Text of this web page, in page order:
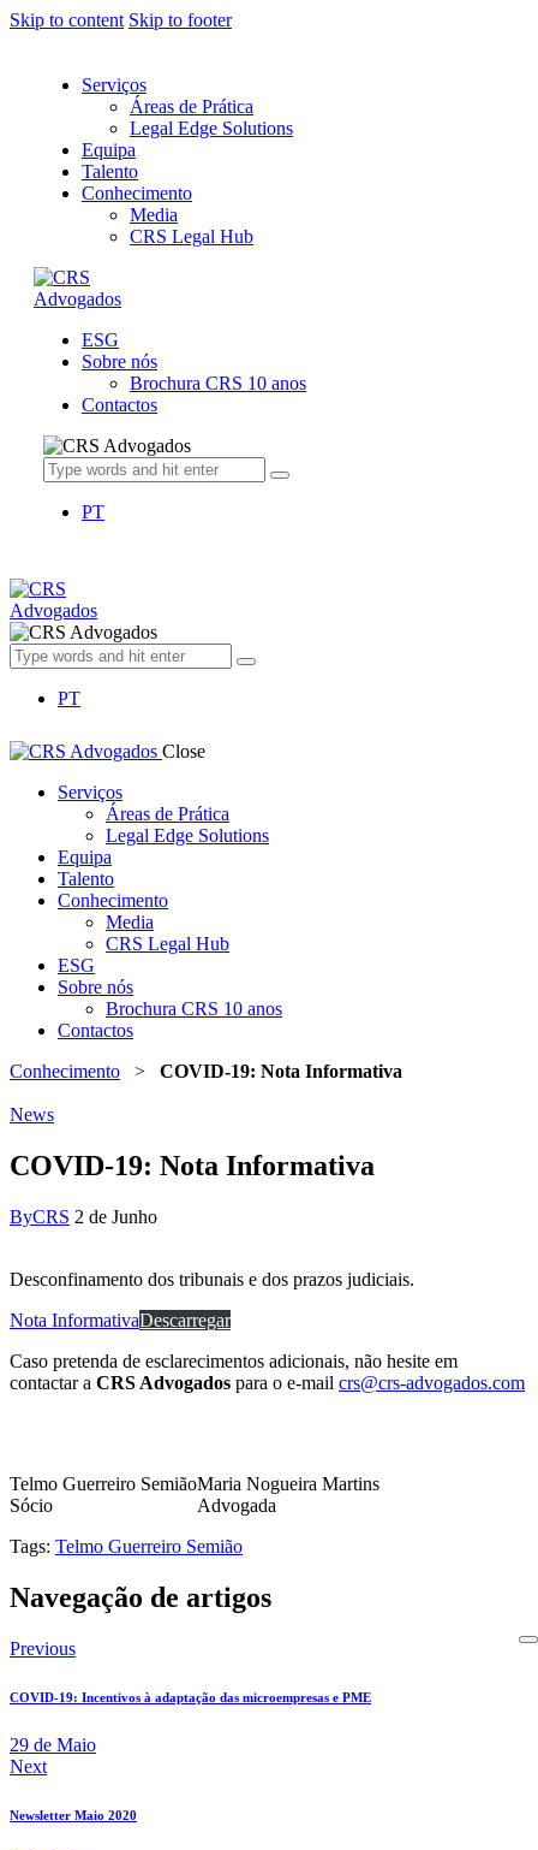
Skip to content Skip to footer
Serviços
Áreas de Prática
Legal Edge Solutions
Equipa
Talento
Conhecimento
Media
CRS Legal Hub
ESG
Sobre nós
Brochura CRS 10 anos
Contactos
PT
PT
Close
Serviços
Áreas de Prática
Legal Edge Solutions
Equipa
Talento
Conhecimento
Media
CRS Legal Hub
ESG
Sobre nós
Brochura CRS 10 anos
Contactos
Conhecimento > COVID-19: Nota Informativa
News
COVID-19: Nota Informativa
ByCRS 2 de Junho
Desconfinamento dos tribunais e dos prazos judiciais.
Nota InformativaDescarregar
Caso pretenda de esclarecimentos adicionais, não hesite em
contactar a CRS Advogados para o e-mail crs@crs-advogados.com
Telmo Guerreiro Semião
Sócio
Maria Nogueira Martins
Advogada
Tags: Telmo Guerreiro Semião
Navegação de artigos
Previous
COVID-19: Incentivos à adaptação das microempresas e PME
29 de Maio
Next
Newsletter Maio 2020